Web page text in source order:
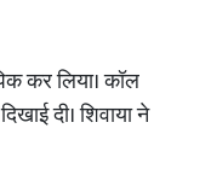
कर लिया। कॉल
दी। शिवाया ने